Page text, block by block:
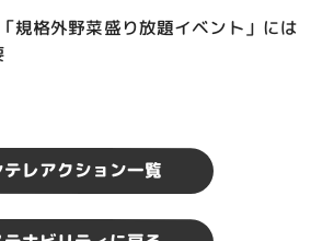
規格外野菜盛り放題イベント」には
テレアクション一覧